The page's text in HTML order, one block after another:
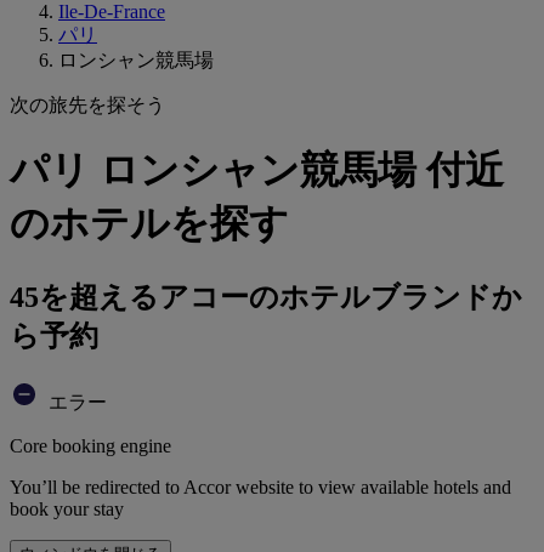
Ile-De-France
パリ
ロンシャン競馬場
次の旅先を探そう
パリ ロンシャン競馬場 付近
のホテルを探す
45を超えるアコーのホテルブランドか
ら予約
エラー
Core booking engine
You’ll be redirected to Accor website to view available hotels and
book your stay